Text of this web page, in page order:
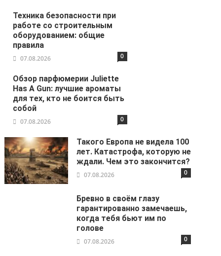
Техника безопасности при
работе со строительным
оборудованием: общие
правила
07.08.2026 0
Обзор парфюмерии Juliette
Has A Gun: лучшие ароматы
для тех, кто не боится быть
собой
07.08.2026 0
Такого Европа не видела 100
лет. Катастрофа, которую не
ждали. Чем это закончится?
07.08.2026 0
Бревно в своём глазу
гарантированно замечаешь,
когда тебя бьют им по
голове
07.08.2026 0